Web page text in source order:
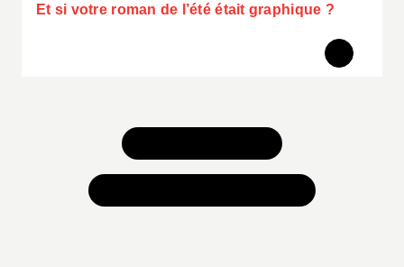
Et si votre roman de l’été était graphique ?